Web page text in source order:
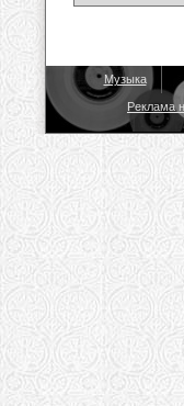
Музыка
Реклама